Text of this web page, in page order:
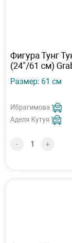
Фигура Тунг
(24"/61 см)
Размер: 61 см
Ибрагимова
Аделя Кутуя
- +